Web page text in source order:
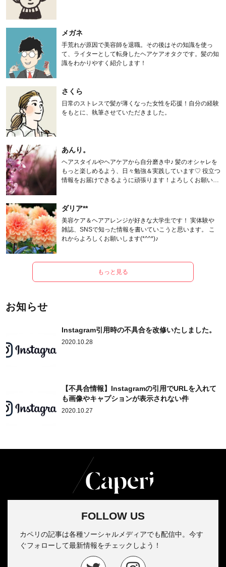
メガネ
手荒れが原因で美容師を退職。その後はその知識を使っ
て、ライターとして転身したヘアケアオタクです。髪の知
識をわかりやすく紹介します！
さくら
日常のストレスで髪が薄くなった女性を応援！自分の経験
をもとに、執筆させていただきました。
あんり。
ヘアスタイルやヘアケアから自分磨き中♪ 髪のオシャレを
もっと楽しめるよう、日々勉強＆実践しています♡ 役立つ
情報をお届けできるように頑張ります！よろしくお願いし
ダリア**
美容ケア＆ヘアアレンジが好きな大学生です！ 実体験や
雑誌、SNSで知った情報を書いていこうと思います。 こ
れからよろしくお願いします(*^^*)♪
もっと見る
お知らせ
Instagram引用時の不具合を改修いたしました。
2020.10.28
【不具合情報】Instagramの引用でURLを入れて
も画像やキャプションが表示されない件
2020.10.27
FOLLOW US
カペリの記事は各種ソーシャルメディアでも配信中。今す
ぐフォローして最新情報をチェックしよう！